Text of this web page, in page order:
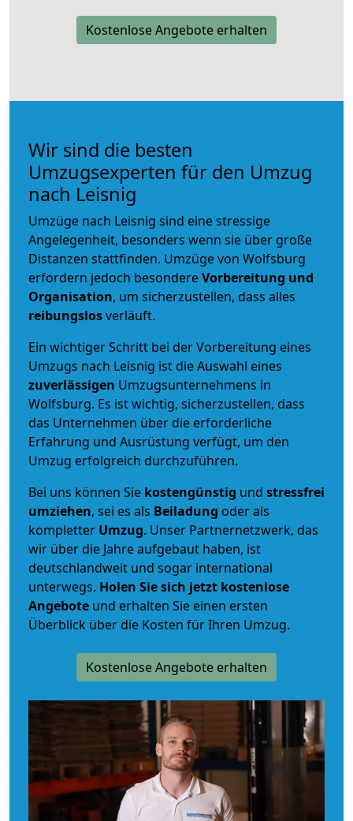
Kostenlose Angebote erhalten
Wir sind die besten
Umzugsexperten für den Umzug
nach Leisnig
Umzüge nach Leisnig sind eine stressige
Angelegenheit, besonders wenn sie über große
Distanzen stattfinden. Umzüge von Wolfsburg
erfordern jedoch besondereVorbereitung und
Organisation, um sicherzustellen, dass alles
reibungslosverläuft.
Ein wichtiger Schritt bei der Vorbereitung eines
Umzugs nach Leisnig ist die Auswahl eines
zuverlässigen Umzugsunternehmens in
Wolfsburg. Es ist wichtig, sicherzustellen, dass
das Unternehmen über die erforderliche
Erfahrung und Ausrüstung verfügt, um den
Umzug erfolgreich durchzuführen.
Bei uns können Sie kostengünstig und stressfrei
umziehen, sei es als Beiladung oder als
kompletter Umzug. Unser Partnernetzwerk, das
wir über die Jahre aufgebaut haben, ist
deutschlandweit und sogar international
unterwegs. Holen Sie sich jetzt kostenlose
Angebote und erhalten Sie einen ersten
Überblick über die Kosten für Ihren Umzug.
Kostenlose Angebote erhalten